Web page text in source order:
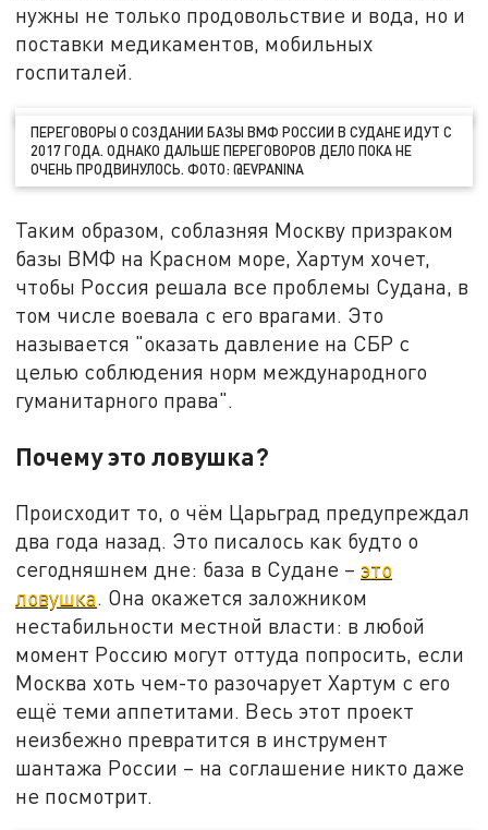
нужны не только продовольствие и вода, но и
поставки медикаментов, мобильных
госпиталей.
ПЕРЕГОВОРЫ О СОЗДАНИИ БАЗЫ ВМФ РОССИИ В СУДАНЕ ИДУТ С
2017 ГОДА. ОДНАКО ДАЛЬШЕ ПЕРЕГОВОРОВ ДЕЛО ПОКА НЕ
ОЧЕНЬ ПРОДВИНУЛОСЬ. ФОТО: @EVPANINA
Таким образом, соблазняя Москву призраком
базы ВМФ на Красном море, Хартум хочет,
чтобы Россия решала все проблемы Судана, в
том числе воевала с его врагами. Это
называется "оказать давление на СБР с
целью соблюдения норм международного
гуманитарного права".
Почему это ловушка?
Происходит то, о чём Царьград предупреждал
два года назад. Это писалось как будто о
сегодняшнем дне: база в Судане –это
ловушка. Она окажется заложником
нестабильности местной власти: в любой
момент Россию могут оттуда попросить, если
Москва хоть чем-то разочарует Хартум с его
ещё теми аппетитами. Весь этот проект
неизбежно превратится в инструмент
шантажа России – на соглашение никто даже
не посмотрит.